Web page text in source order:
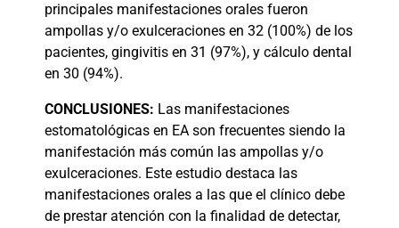
principales manifestaciones orales fueron
ampollas y/o exulceraciones en 32 (100%) de los
pacientes, gingivitis en 31 (97%), y cálculo dental
en 30 (94%).
CONCLUSIONES: Las manifestaciones
estomatológicas en EA son frecuentes siendo la
manifestación más común las ampollas y/o
exulceraciones. Este estudio destaca las
manifestaciones orales a las que el clínico debe
de prestar atención con la finalidad de detectar,